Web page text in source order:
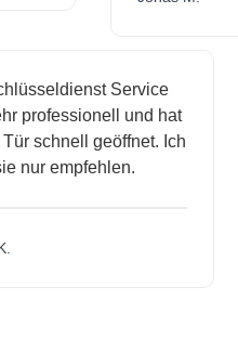
Service
und hat
geöffnet. Ich
empfehlen.